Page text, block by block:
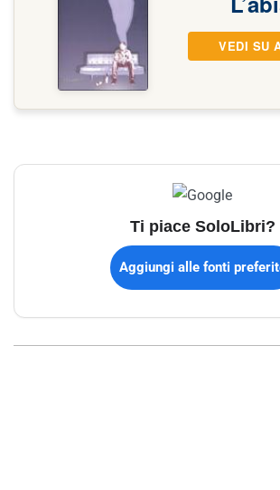
VEDI SU
Ti piace SoloLibri?
Aggiungi alle fonti